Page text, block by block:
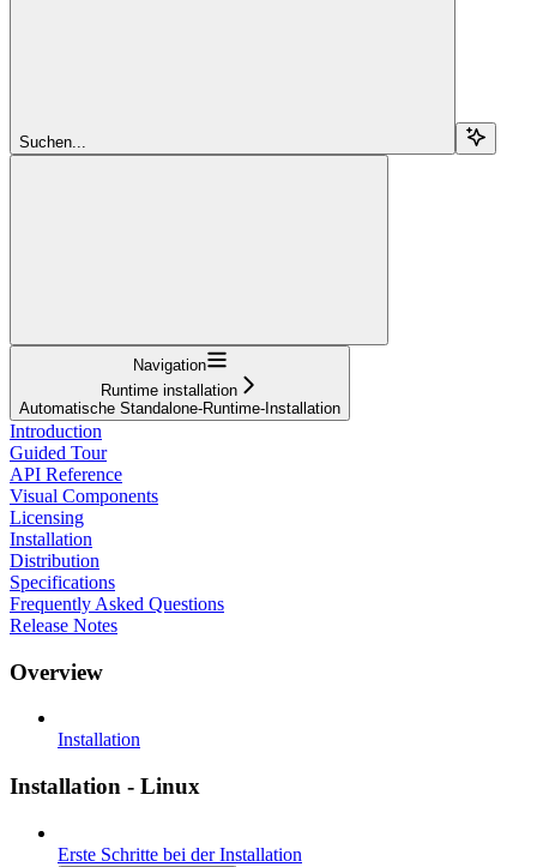
Suchen...
Navigation
Runtime installation
Automatische Standalone-Runtime-Installation
Introduction
Guided Tour
API Reference
Visual Components
Licensing
Installation
Distribution
Specifications
Frequently Asked Questions
Release Notes
Overview
Installation
Installation - Linux
Erste Schritte bei der Installation